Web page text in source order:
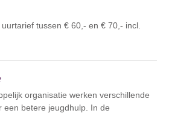
tussen € 60,- en € 70,- incl.
organisatie werken verschillende
een betere jeugdhulp. In de